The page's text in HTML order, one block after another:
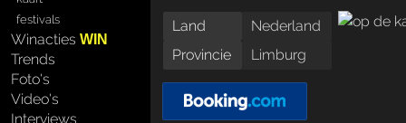
festivals
WinactiesWIN
Trends
Foto's
Video's
Interviews
Land
Nederland
Provincie
Limburg